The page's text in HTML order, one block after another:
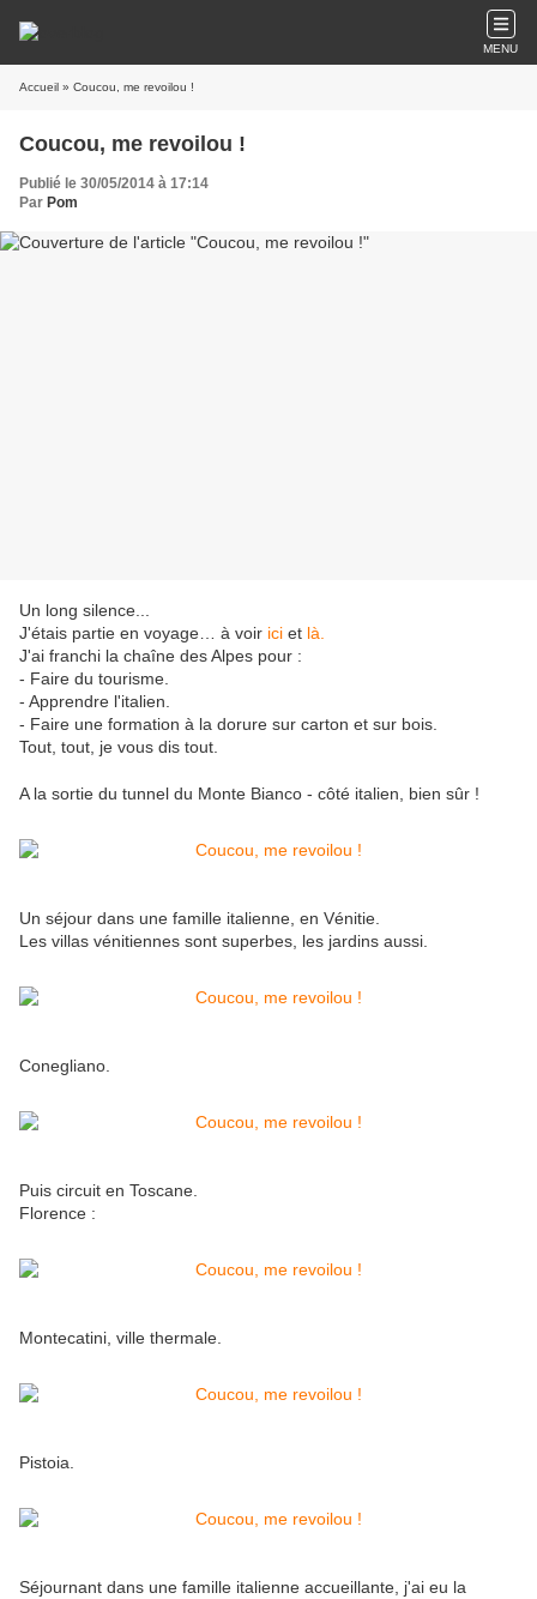
MENU
Accueil » Coucou, me revoilou !
Coucou, me revoilou !
Publié le 30/05/2014 à 17:14
Par Pom
Un long silence...
J'étais partie en voyage… à voir ici et là.
J'ai franchi la chaîne des Alpes pour :
- Faire du tourisme.
- Apprendre l'italien.
- Faire une formation à la dorure sur carton et sur bois.
Tout, tout, je vous dis tout.
A la sortie du tunnel du Monte Bianco - côté italien, bien sûr !
Un séjour dans une famille italienne, en Vénitie.
Les villas vénitiennes sont superbes, les jardins aussi.
Conegliano.
Puis circuit en Toscane.
Florence :
Montecatini, ville thermale.
Pistoia.
Séjournant dans une famille italienne accueillante, j'ai eu la